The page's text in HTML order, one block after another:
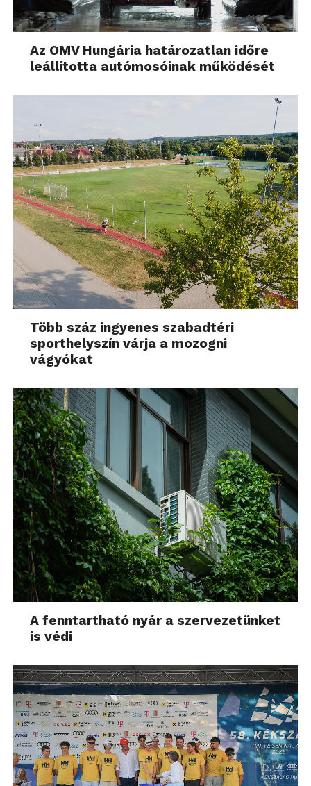
Az OMV Hungária határozatlan időre
leállította autómosóinak működését
Több száz ingyenes szabadtéri
sporthelyszín várja a mozogni
vágyókat
A fenntartható nyár a szervezetünket
is védi